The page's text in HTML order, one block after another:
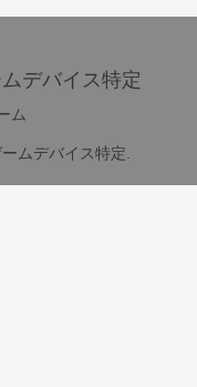
デバイス特定
ム
ムデバイス特定.